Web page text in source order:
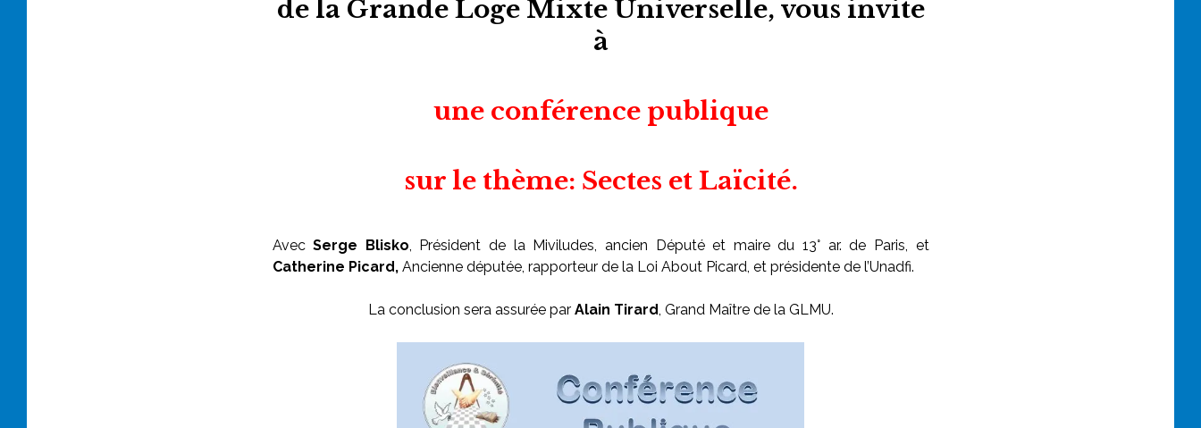
de la Grande Loge Mixte Universelle, vous invite
à
une conférence publique
sur le thème: Sectes et Laïcité.
AvecSerge Blisko, Président de la Miviludes, ancien Député et maire du 13° ar. de Paris, et
Catherine Picard,Ancienne députée, rapporteur de la Loi About Picard, et présidente de l’Unadfi.
La conclusion sera assurée par Alain Tirard, Grand Maître de la GLMU.